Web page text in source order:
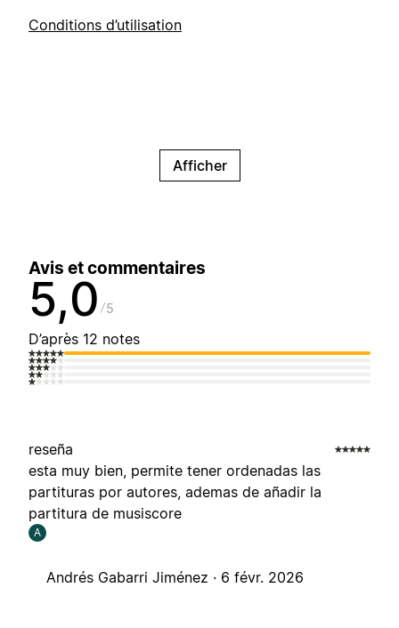
Conditions d’utilisation
Afficher
Avis et commentaires
5,0 5
D’après 12 notes
reseña
esta muy bien, permite tener ordenadas las
partituras por autores, ademas de añadir la
partitura de musiscore
A
Andrés Gabarri Jiménez · 6 févr. 2026